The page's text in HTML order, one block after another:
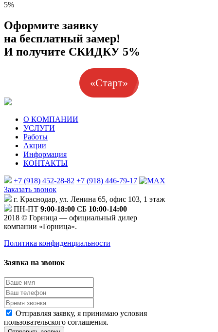
5%
Оформите заявку
на бесплатный замер!
И получите СКИДКУ 5%
«Старт»
О КОМПАНИИ
УСЛУГИ
Работы
Акции
Информация
КОНТАКТЫ
+7 (918) 452-28-82 +7 (918) 446-79-17
Заказать звонок
г. Краснодар, ул. Ленина 65, офис 103, 1 этаж
ПН-ПТ 9:00-18:00 СБ 10:00-14:00
2018 © Горница — официальный дилер
компании «Горница».
Политика конфиденциальности
Заявка на звонок
Отправляя заявку, я принимаю условия
пользовательского соглашения.